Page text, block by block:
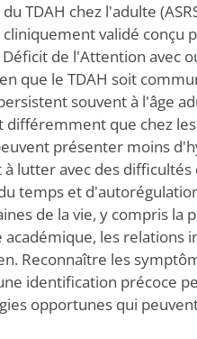
TDAH chez l'adulte
validé conçu
de l'Attention avec
que le TDAH soit
souvent à l'âge
que chez
présenter moins
lutter avec des
temps et
de la vie, y compris la
les relations
Reconnaître les
identification précoce
opportunes qui